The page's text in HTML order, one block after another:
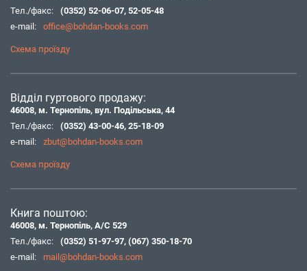
Тел./факс:
(0352) 52-06-07, 52-05-48
e-mail:
office@bohdan-books.com
Схема проїзду
Відділ гуртового продажу:
46008, м. Тернопіль, вул. Подільська, 44
Тел./факс:
(0352) 43-00-46, 25-18-09
e-mail:
zbut@bohdan-books.com
Схема проїзду
Книга поштою:
46008, м. Тернопіль, А/С 529
Тел./факс:
(0352) 51-97-97, (067) 350-18-70
e-mail:
mail@bohdan-books.com